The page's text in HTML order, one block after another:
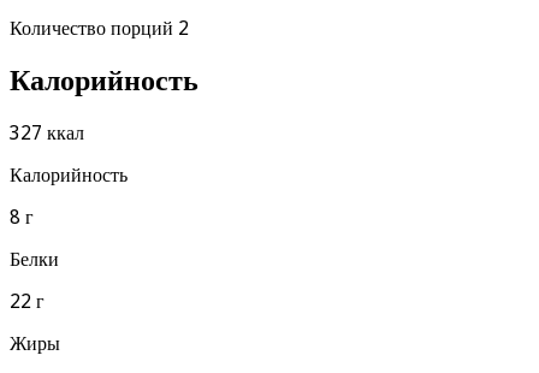
Количество порций 2
Калорийность
327 ккал
Калорийность
8 г
Белки
22 г
Жиры